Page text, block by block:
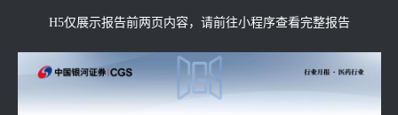
H5仅展示报告前两页内容，请前往小程序查看完整报告